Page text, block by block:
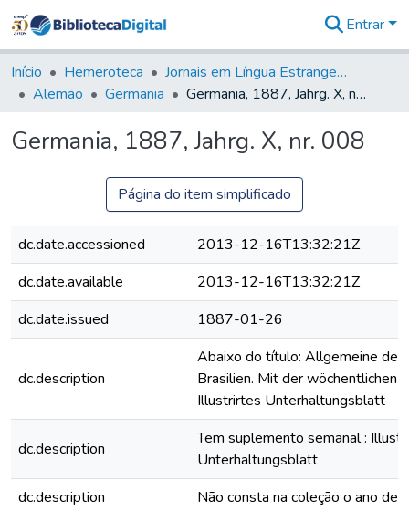
&
Coleções
Tudo na
Digital
Entrar
Início Hemeroteca
Jornais em Língua Estrangeira
Alemão
Germania Germania, 1887, Jahrg. X, nr. 008
Germania, 1887, Jahrg. X, nr. 008
Página do item simplificado
dc.date.accessioned
2013-12-16T13:32:21Z
dc.date.available
2013-12-16T13:32:21Z
dc.date.issued
1887-01-26
dc.description
Abaixo do título: Allgemeine
Brasilien. Mit der wöchentlichen
Illustrirtes Unterhaltungsblatt
dc.description
Tem suplemento semanal :
Unterhaltungsblatt
dc.description
Não consta na coleção o ano de